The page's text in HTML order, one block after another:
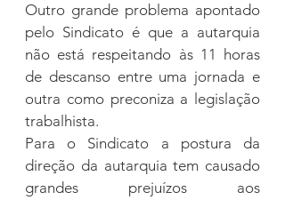
Outro grande problema apontado
pelo Sindicato é que a autarquia
não está respeitando às 11 horas
de descanso entre uma jornada e
outra como preconiza a legislação
trabalhista.
Para o Sindicato a postura da
direção da autarquia tem causado
grandes prejuízos aos